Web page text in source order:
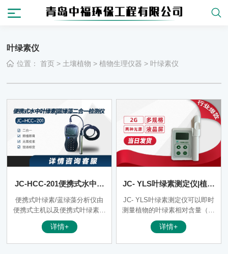
叶绿素仪
位置：首页 > 土壤植物 >植物生理仪器 > 叶绿素仪
JC-HCC-201便携式水中叶
绿素/蓝绿藻二合一检测仪
便携式叶绿素/蓝绿藻分析仪由
便携式主机以及便携式叶绿素传
感器组成。叶绿素传感器是利用
叶绿色素在光谱中有吸收峰和发
详情+
JC- YLS叶绿素测定仪|植株
营养检测仪
JC- YLS叶绿素测定仪可以即时
测量植物的叶绿素相对含量（单
位SPAD）或“绿色程度”从而可
以了解植物真实的硝基需求量并
详情+